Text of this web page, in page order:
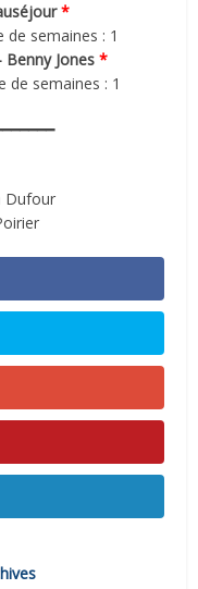
*
de semaines : 1
Jones *
de semaines : 1
Dufour